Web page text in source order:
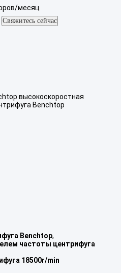
месяц
Свяжитесь сейчас
высокоскоростная
Benchtop
Benchtop,
частоты центрифуга
18500r/min